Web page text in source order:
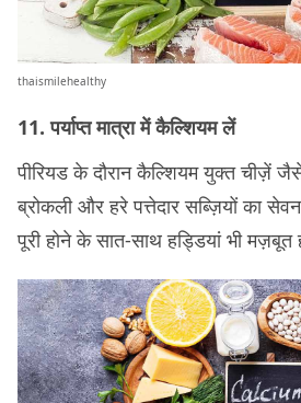
thaismilehealthy
11. पर्याप्त मात्रा में कैल्शियम लें
पीरियड के दौरान कैल्शियम युक्त चीज़ें
ब्रोकली और हरे पत्तेदार सब्ज़ियों का
पूरी होने के सात-साथ हड्डियां भी मज़बूत